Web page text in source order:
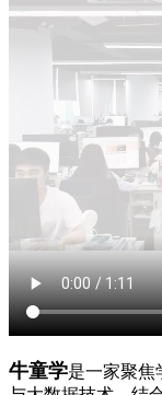
牛童学是一家聚焦